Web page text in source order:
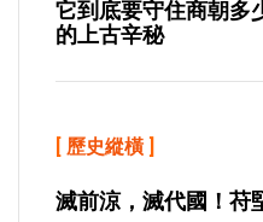
它到底要守住商朝多
的上古辛秘
[ 歷史縱橫 ]
滅前涼，滅代國！苻